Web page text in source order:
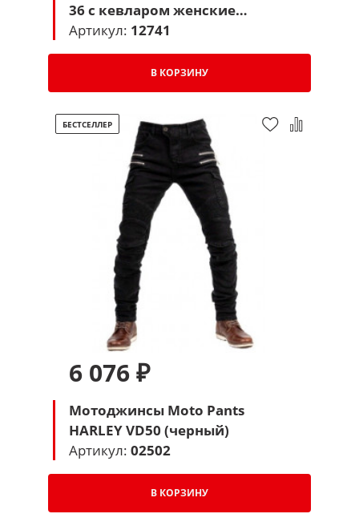
36 с кевларом женские
(черный)
Артикул: 12741
В КОРЗИНУ
БЕСТСЕЛЛЕР
6 076 ₽
Мотоджинсы Moto Pants
HARLEY VD50 (черный)
Артикул: 02502
В КОРЗИНУ